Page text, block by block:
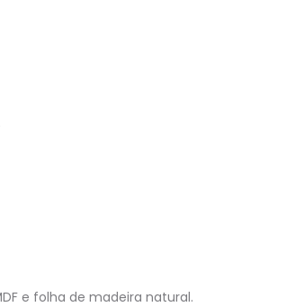
e folha de madeira natural.